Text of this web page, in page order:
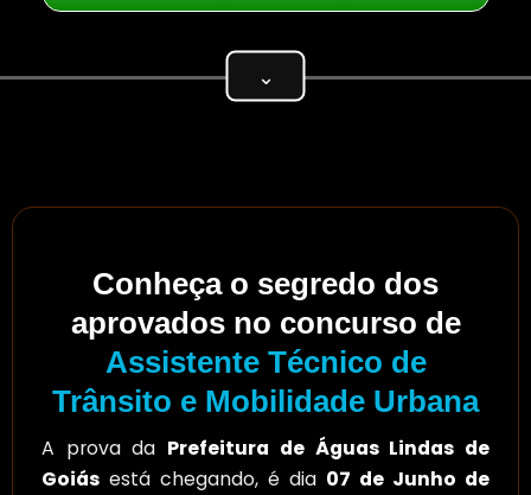
⌄
Conheça o segredo dos
aprovados no concurso de
Assistente Técnico de
Trânsito e Mobilidade Urbana
A prova da Prefeitura de Águas Lindas de
Goiás está chegando, é dia 07 de Junho de